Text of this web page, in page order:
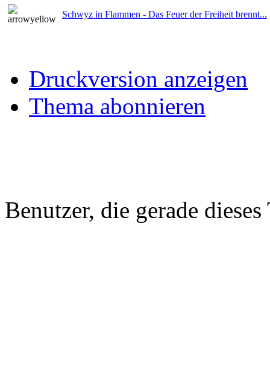
Schwyz in Flammen - Das Feuer der Freiheit brennt...
Druckversion anzeigen
Thema abonnieren
Benutzer, die gerade